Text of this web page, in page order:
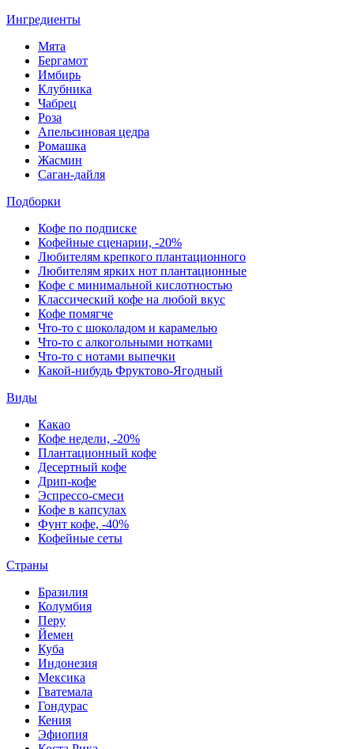
Ингредиенты
Мята
Бергамот
Имбирь
Клубника
Чабрец
Роза
Апельсиновая цедра
Ромашка
Жасмин
Саган-дайля
Подборки
Кофе по подписке
Кофейные сценарии, -20%
Любителям крепкого плантационного
Любителям ярких нот плантационные
Кофе с минимальной кислотностью
Классический кофе на любой вкус
Кофе помягче
Что-то с шоколадом и карамелью
Что-то с алкогольными нотками
Что-то с нотами выпечки
Какой-нибудь Фруктово-Ягодный
Виды
Какао
Кофе недели, -20%
Плантационный кофе
Десертный кофе
Дрип-кофе
Эспрессо-смеси
Кофе в капсулах
Фунт кофе, -40%
Кофейные сеты
Страны
Бразилия
Колумбия
Перу
Йемен
Куба
Индонезия
Мексика
Гватемала
Гондурас
Кения
Эфиопия